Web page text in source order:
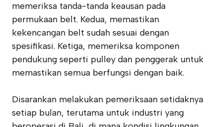
memeriksa tanda-tanda keausan pada
permukaan belt. Kedua, memastikan
kekencangan belt sudah sesuai dengan
spesifikasi. Ketiga, memeriksa komponen
pendukung seperti pulley dan penggerak untuk
memastikan semua berfungsi dengan baik.
Disarankan melakukan pemeriksaan setidaknya
setiap bulan, terutama untuk industri yang